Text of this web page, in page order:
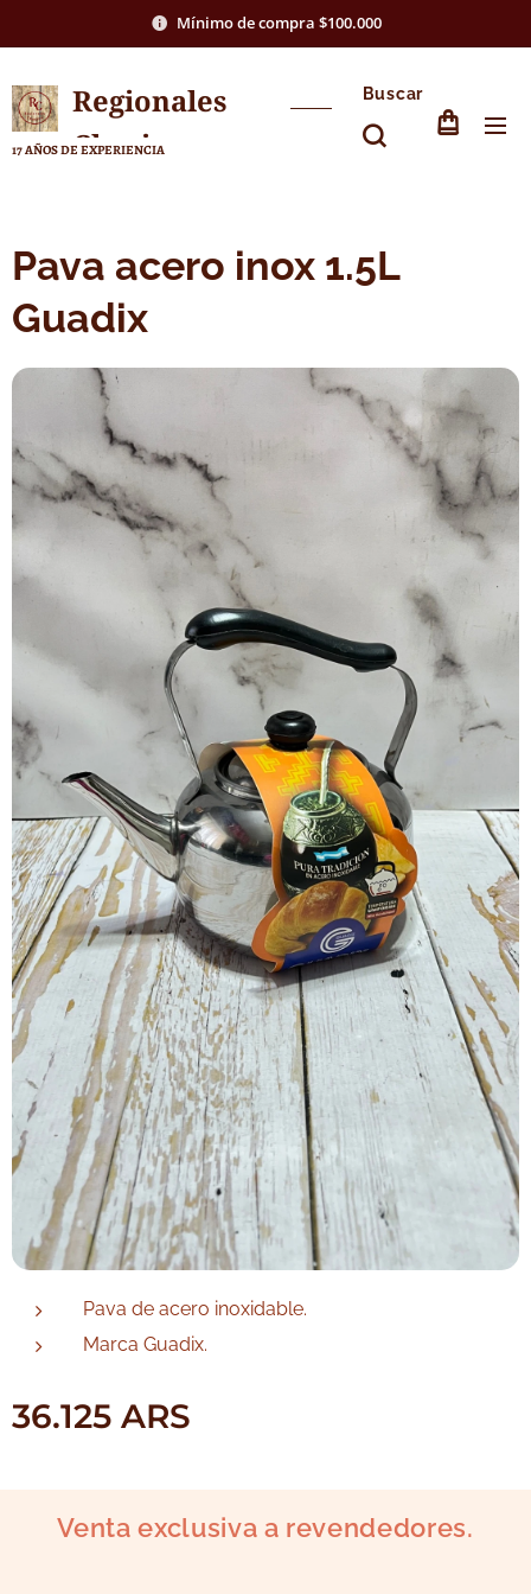
Mínimo de compra $100.000
Regionales
Chasico
17 AÑOS DE EXPERIENCIA
Buscar
Pava acero inox 1.5L
Guadix
Pava de acero inoxidable.
Marca Guadix.
36.125 ARS
Venta exclusiva a revendedores.